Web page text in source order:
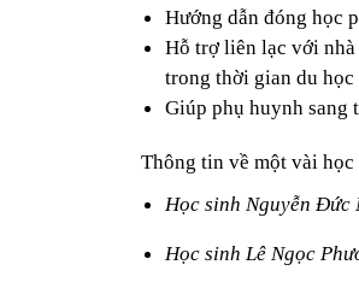
Hướng dẫn đóng học
Hỗ trợ liên lạc với nhà
trong thời gian du học
Giúp phụ huynh sang
Thông tin về một vài
Học sinh Nguyễn Đức
Học sinh Lê Ngọc